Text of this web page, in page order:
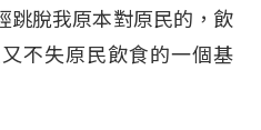
跳脫我原本對原民的，飲
不失原民飲食的一個基